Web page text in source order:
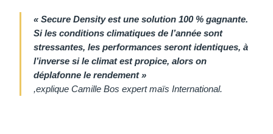
« Secure Density est une solution 100 % gagnante.
Si les conditions climatiques de l’année sont
stressantes, les performances seront identiques, à
l’inverse si le climat est propice, alors on
déplafonne le rendement »
,explique Camille Bos expert maïs International.